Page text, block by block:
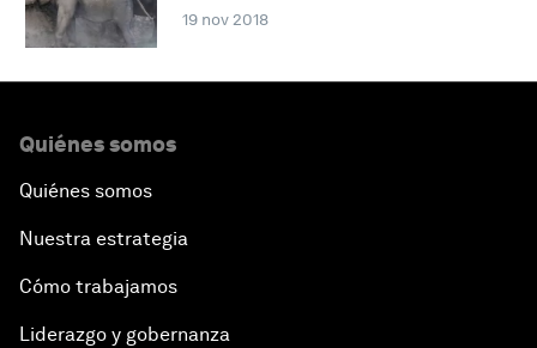
19 nov 2018
Quiénes somos
Quiénes somos
Nuestra estrategia
Cómo trabajamos
Liderazgo y gobernanza